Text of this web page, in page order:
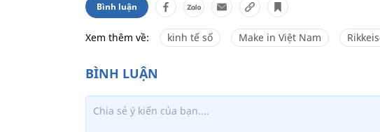
Bình luận
Xem thêm về: kinh tế số Make in Việt Nam